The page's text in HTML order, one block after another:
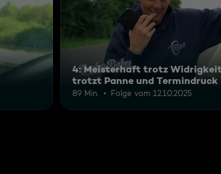
4: Meisterhaft trotz
trotzt Panne und Termindruck
89 Min. Folge vom 12.10.2025